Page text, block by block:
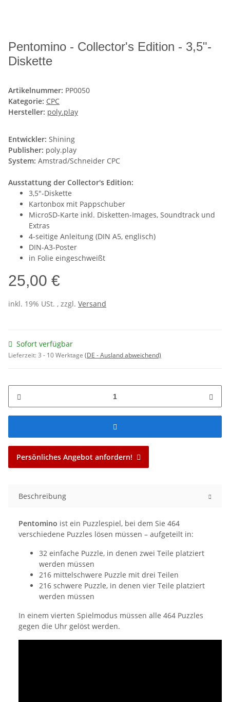
Pentomino - Collector's Edition - 3,5"-
Diskette
Artikelnummer: PP0050
Kategorie: CPC
Hersteller: poly.play
Entwickler: Shining
Publisher: poly.play
System: Amstrad/Schneider CPC
Ausstattung der Collector's Edition:
3,5"-Diskette
Kartonbox mit Pappschuber
MicroSD-Karte inkl. Disketten-Images, Soundtrack und
Extras
4-seitige Anleitung (DIN A5, englisch)
DIN-A3-Poster
in Folie eingeschweißt
25,00 €
inkl. 19% USt. , zzgl. Versand
Sofort verfügbar
Lieferzeit:3 - 10 Werktage (DE - Ausland abweichend)
Persönliches Angebot anfordern!
Beschreibung
Pentomino ist ein Puzzlespiel, bei dem Sie 464
verschiedene Puzzles lösen müssen – aufgeteilt in:
32 einfache Puzzle, in denen zwei Teile platziert
werden müssen
216 mittelschwere Puzzle mit drei Teilen
216 schwere Puzzle, in denen vier Teile platziert
werden müssen
In einem vierten Spielmodus müssen alle 464 Puzzles
gegen die Uhr gelöst werden.